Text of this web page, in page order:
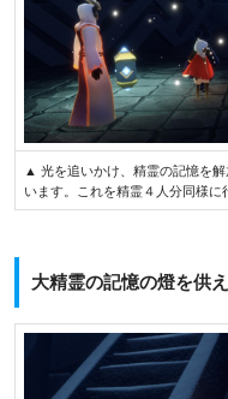
▲ 光を追いかけ、精霊の記憶を
います。これを精霊４人分同様に
大精霊の記憶の燈を供